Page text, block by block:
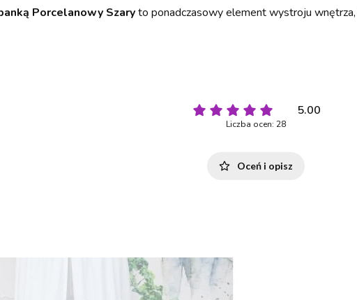
Porcelanowy Szaryto ponadczasowy element wystroju
5.00
Liczba ocen: 28
Oceń i opisz